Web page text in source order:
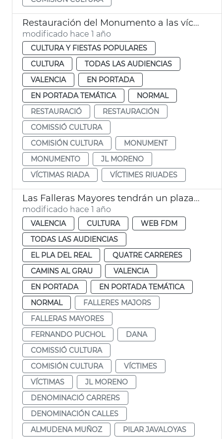
Restauración del Monumento a las víctimas de las riadas
modificado hace 1 año
CULTURA Y FIESTAS POPULARES
CULTURA
TODAS LAS AUDIENCIAS
VALENCIA
EN PORTADA
EN PORTADA TEMÁTICA
NORMAL
RESTAURACIÓ
RESTAURACIÓN
COMISSIÓ CULTURA
COMISIÓN CULTURA
MONUMENT
MONUMENTO
JL MORENO
VÍCTIMAS RIADA
VÍCTIMES RIUADES
Las Falleras Mayores tendrán un plaza en su honor
modificado hace 1 año
VALENCIA CULTURA
WEB FDM
TODAS LAS AUDIENCIAS
EL PLA DEL REAL
QUATRE CARRERES
CAMINS AL GRAU
VALENCIA
EN PORTADA
EN PORTADA TEMÁTICA
NORMAL
FALLERES MAJORS
FALLERAS MAYORES
FERNANDO PUCHOL
DANA
COMISSIÓ CULTURA
COMISIÓN CULTURA
VÍCTIMES
VÍCTIMAS
JL MORENO
DENOMINACIÓ CARRERS
DENOMINACIÓN CALLES
ALMUDENA MUÑOZ
PILAR JAVALOYAS